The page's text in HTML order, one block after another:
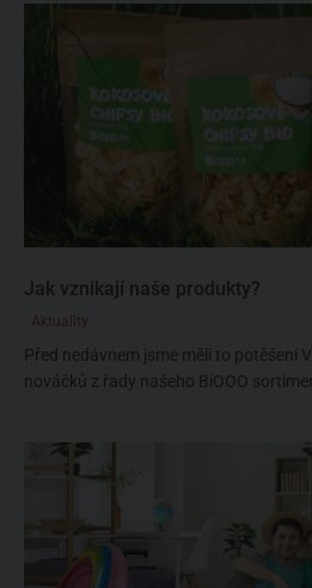
Jak vznikají naše produkty?
Aktuality
Před nedávnem jsme měli to potěšení
nováčků z řady našeho BiOOO